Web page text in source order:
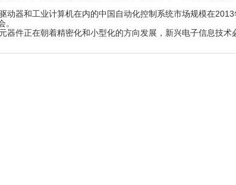
器和工业计算机在内的中国自动化控制系统市场规模在
件正在朝着精密化和小型化的方向发展，新兴电子信息技术